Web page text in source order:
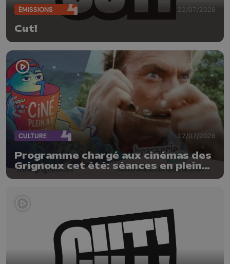
ÉMISSIONS 22/07/2026
Cut!
CULTURE 17/07/2026
Programme chargé aux cinémas des
Grignoux cet été: séances en plein
air, concerts et plats spéciaux à la